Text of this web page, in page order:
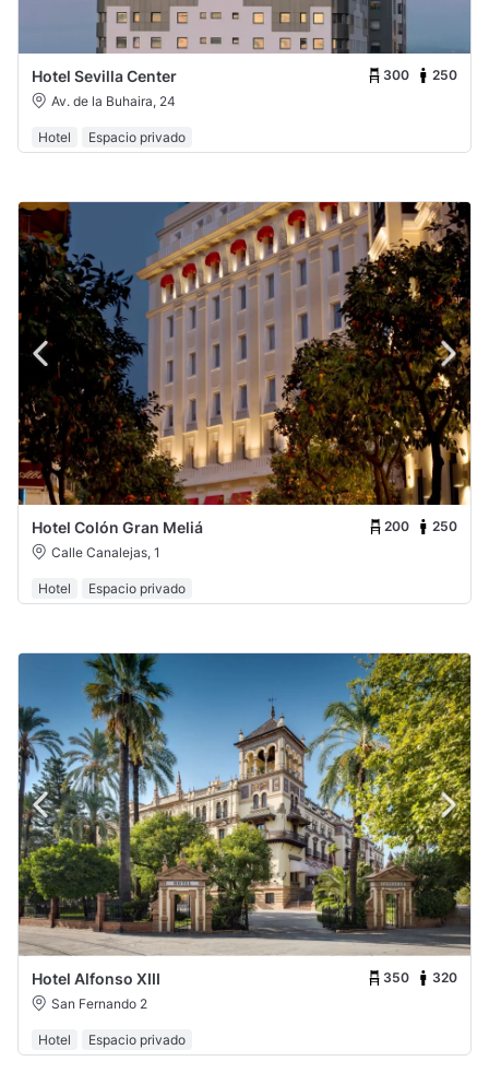
Hotel Sevilla Center 300
250
Av. de la Buhaira, 24
Hotel Espacio privado
Hotel Colón Gran Meliá 200
250
Calle Canalejas, 1
Hotel Espacio privado
Hotel Alfonso XIII 350
320
San Fernando 2
Hotel Espacio privado